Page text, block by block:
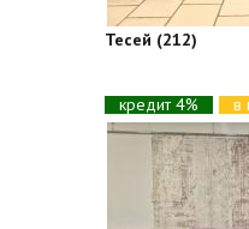
Тесей (212)
кредит 4%
в